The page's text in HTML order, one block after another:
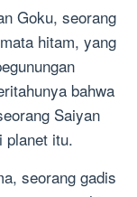
Goku, seorang
hitam, yang
bahwa
Saiyan
planet itu.
seorang gadis